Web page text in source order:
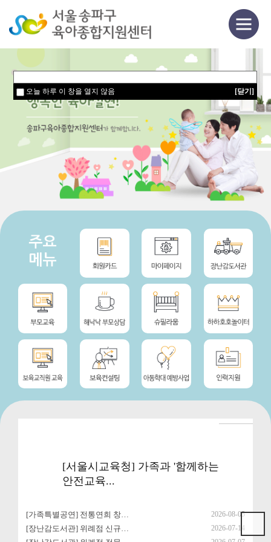
[서울시교육청] 가족과 '함께하는
안전교육...
[가족특별공연] 전통연희 창… 2026-08-05
[장난감도서관] 위례점 신규… 2026-07-14
오늘 하루 이 창을 열지 않음 [닫기]
오늘 하루 이 창을 열지 않음 [닫기]
오늘 하루 이 창을 열지 않음 [닫기]